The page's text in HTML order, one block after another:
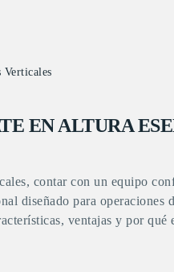
EN ALTURA
contar con un equipo
diseñado para operaciones
ventajas y por